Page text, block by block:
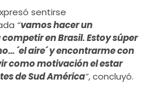
sentirse
“vamos hacer un
en Brasil. Estoy súper
´el aire´ y encontrarme con
como motivación el estar
de Sud América”, concluyó.